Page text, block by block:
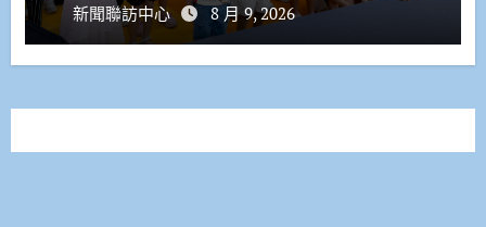
新聞聯訪中心 8 月 9, 2026